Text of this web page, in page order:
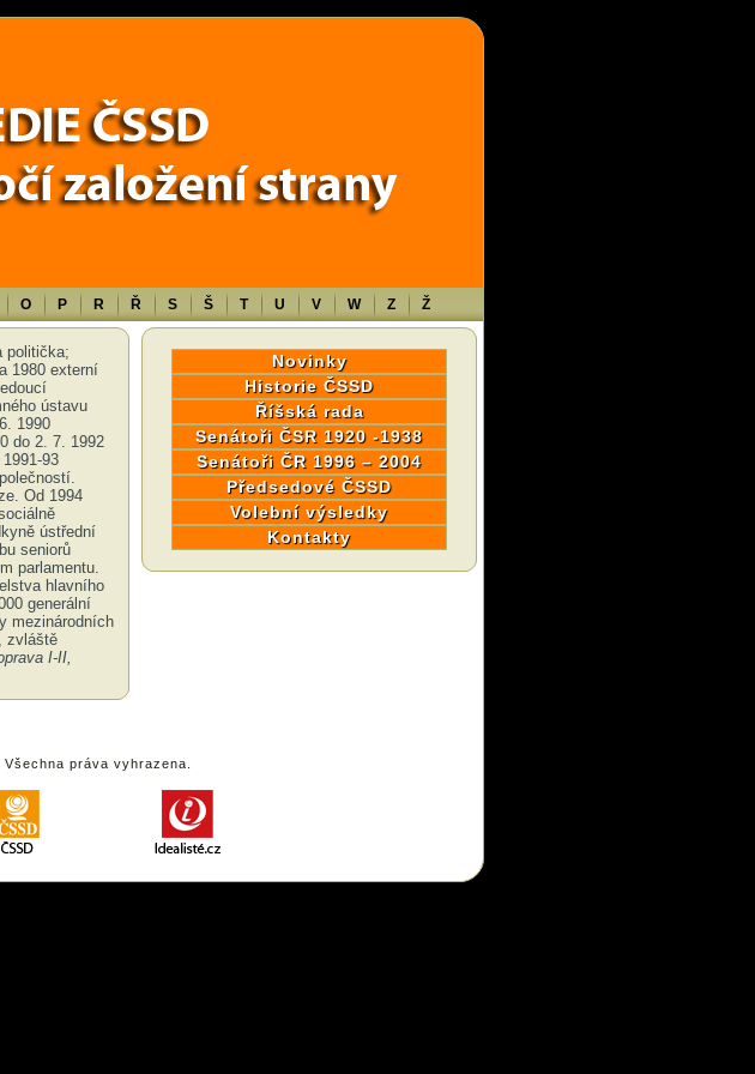
17010/historiecssd_cz/www/wp-content/themes/sablona/functions.php
O P R Ř S Š T U V W Z Ž
politička;
1980 externí
ústavu
1990
do 2. 7. 1992
93
Od 1994
ústřední
seniorů
parlamentu.
hlavního
generální
mezinárodních
zvláště
I-II,
Novinky
Historie ČSSD
Říšská rada
Senátoři ČSR 1920 -1938
Senátoři ČR 1996 – 2004
Předsedové ČSSD
Volební výsledky
Kontakty
práva vyhrazena.